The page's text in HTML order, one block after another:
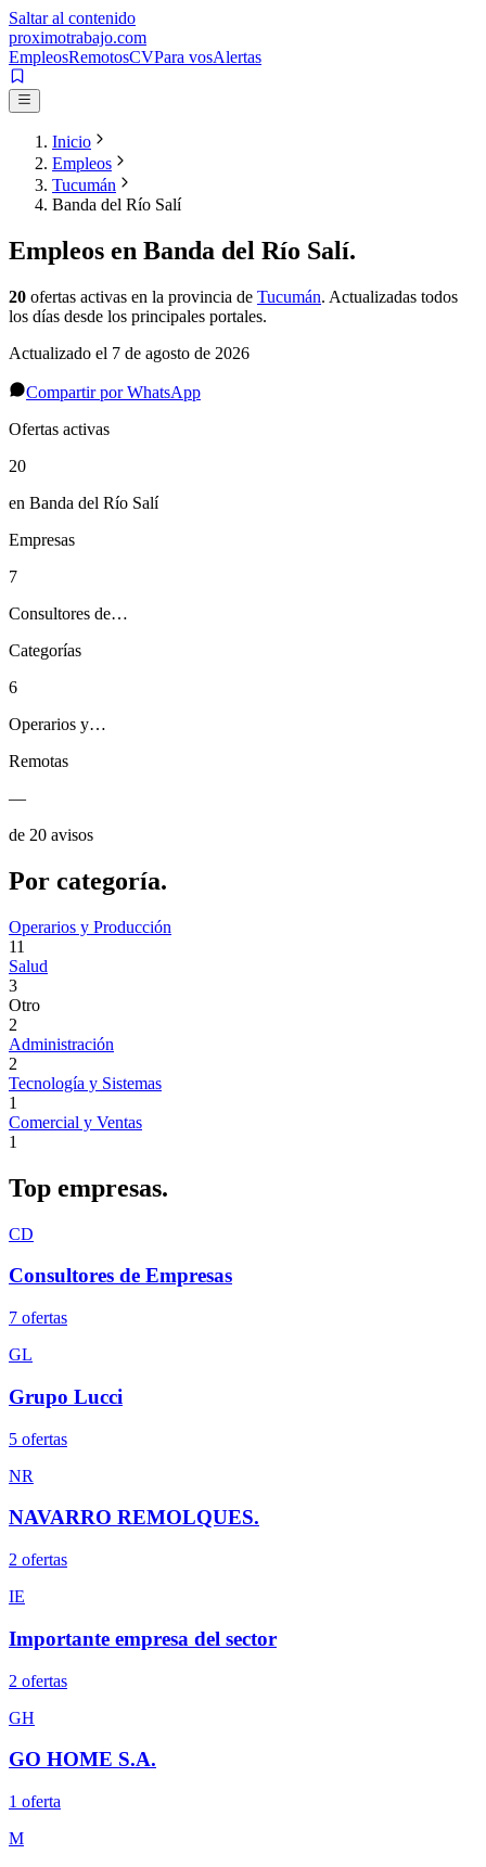
Saltar al contenido
proximotrabajo.com
EmpleosRemotosCVPara vosAlertas
Inicio
Empleos
Tucumán
Banda del Río Salí
Empleos en Banda del Río Salí.
20 ofertas activas en la provincia de Tucumán. Actualizadas todos
los días desde los principales portales.
Actualizado el 7 de agosto de 2026
Compartir por WhatsApp
Ofertas activas
20
en Banda del Río Salí
Empresas
7
Consultores de…
Categorías
6
Operarios y…
Remotas
—
de 20 avisos
Por categoría.
Operarios y Producción
11
Salud
3
Otro
2
Administración
2
Tecnología y Sistemas
1
Comercial y Ventas
1
Top empresas.
CD
Consultores de Empresas
7 ofertas
GL
Grupo Lucci
5 ofertas
NR
NAVARRO REMOLQUES.
2 ofertas
IE
Importante empresa del sector
2 ofertas
GH
GO HOME S.A.
1 oferta
M